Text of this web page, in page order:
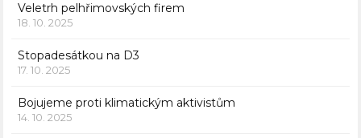
Veletrh pelhřimovských firem
18. 10. 2025
Stopadesátkou na D3
17. 10. 2025
Bojujeme proti klimatickým aktivistům
14. 10. 2025